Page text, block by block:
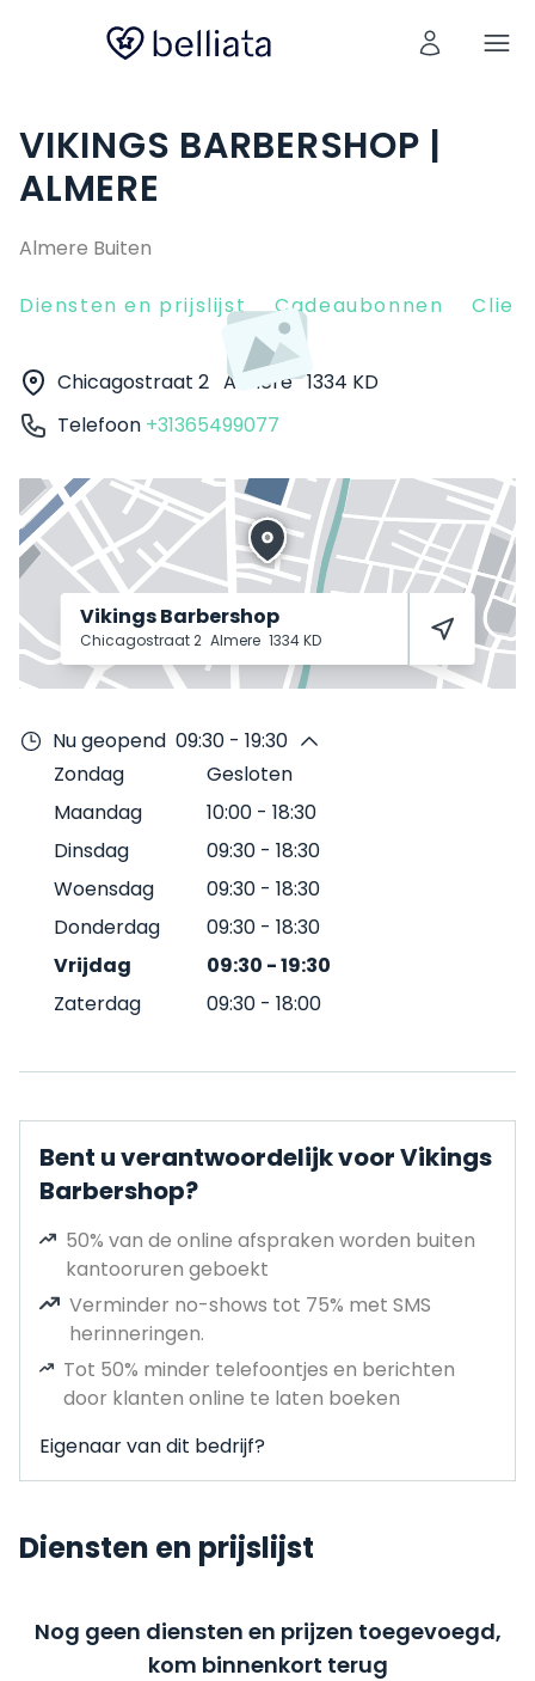
VIKINGS BARBERSHOP |
ALMERE
Almere Buiten
Diensten en prijslijst Cadeaubonnen
Chicagostraat 2 Almere 1334 KD
Telefoon +31365499077
Vikings Barbershop
Chicagostraat 2 Almere 1334 KD
Nu geopend 09:30 - 19:30
Zondag
Gesloten
Maandag
10:00 - 18:30
Dinsdag
09:30 - 18:30
Woensdag
09:30 - 18:30
Donderdag
09:30 - 18:30
Vrijdag
09:30 -19:30
Zaterdag
09:30 - 18:00
Bent u verantwoordelijk voor Vikings
Barbershop?
50% van de online afspraken worden buiten
kantooruren geboekt
Verminder no-shows tot 75% met SMS
herinneringen.
Tot 50% minder telefoontjes en berichten
door klanten online te laten boeken
Eigenaar van dit bedrijf?
Diensten en prijslijst
Nog geen diensten en prijzen toegevoegd,
kom binnenkort terug